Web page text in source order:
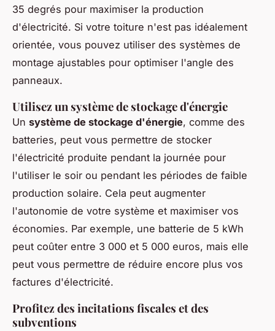
35 degrés pour maximiser la production
d'électricité. Si votre toiture n'est pas idéalement
orientée, vous pouvez utiliser des systèmes de
montage ajustables pour optimiser l'angle des
panneaux.
Utilisez un système de stockage d'énergie
Un système de stockage d'énergie, comme des
batteries, peut vous permettre de stocker
l'électricité produite pendant la journée pour
l'utiliser le soir ou pendant les périodes de faible
production solaire. Cela peut augmenter
l'autonomie de votre système et maximiser vos
économies. Par exemple, une batterie de 5 kWh
peut coûter entre 3 000 et 5 000 euros, mais elle
peut vous permettre de réduire encore plus vos
factures d'électricité.
Profitez des incitations fiscales et des
subventions